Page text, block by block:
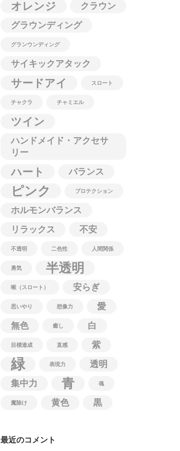
オレンジ クラウン
グラウンディング
グランウンディング
サイキックアタック
サードアイ スロート
チャクラ チャミエル
ツイン
ハンドメイド・アクセサ
リー
ハート バランス
ピンク プロテクション
ホルモンバランス
リラックス 不安
不透明 二色性 人間関係
勇気 半透明
喉（スロート） 安らぎ
思いやり 想像力 愛
無色 癒し 白
目標達成 直感 紫
緑 表現力 透明
集中力 青 魂
魔除け 黄色 黒
最近のコメント